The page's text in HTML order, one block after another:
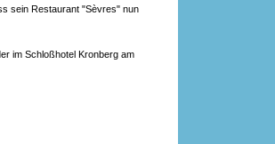
sein Restaurant "Sèvres" nun
im Schloßhotel Kronberg am